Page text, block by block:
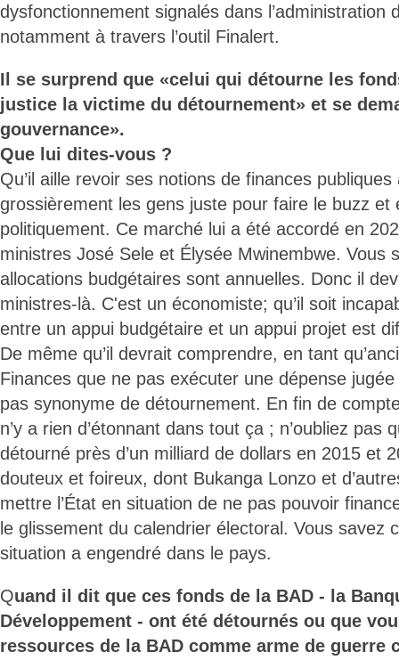
dysfonctionnement signalés dans l’administration
notamment à travers l’outil Finalert.
Il se surprend que «celui qui détourne les
justice la victime du détournement» et se
gouvernance».
Que lui dites-vous ?
Qu’il aille revoir ses notions de finances
grossièrement les gens juste pour faire le buzz et
politiquement. Ce marché lui a été accordé en
ministres José Sele et Élysée Mwinembwe. Vous
allocations budgétaires sont annuelles. Donc il
ministres-là. C'est un économiste; qu’il soit
entre un appui budgétaire et un appui projet est
De même qu’il devrait comprendre, en tant
Finances que ne pas exécuter une dépense jugée
pas synonyme de détournement. En fin de
n’y a rien d’étonnant dans tout ça ; n’oubliez pas
détourné près d’un milliard de dollars en 2015 et
douteux et foireux, dont Bukanga Lonzo et
mettre l’État en situation de ne pas pouvoir
le glissement du calendrier électoral. Vous savez
situation a engendré dans le pays.
Quand il dit que ces fonds de la BAD - la
Développement - ont été détournés ou que
ressources de la BAD comme arme de guerre